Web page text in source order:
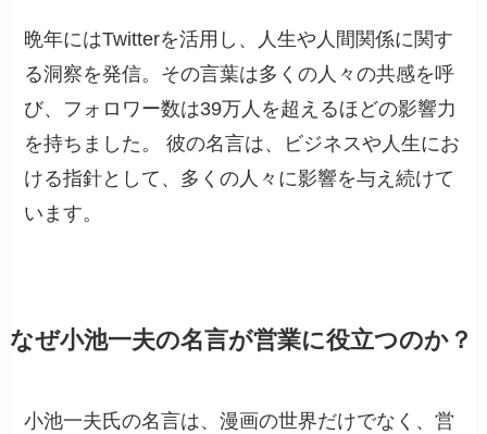
晩年にはTwitterを活用し、人生や人間関係に関す
る洞察を発信。​その言葉は多くの人々の共感を呼
び、フォロワー数は39万人を超えるほどの影響力
を持ちました。 ​彼の名言は、ビジネスや人生にお
ける指針として、多くの人々に影響を与え続けて
います。
なぜ小池一夫の名言が営業に役立つのか？
小池一夫氏の名言は、漫画の世界だけでなく、営